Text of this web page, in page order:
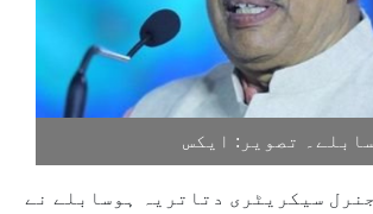
تصویر: ایکس
سیکریٹری دتاتریہ ہوسابلے نے